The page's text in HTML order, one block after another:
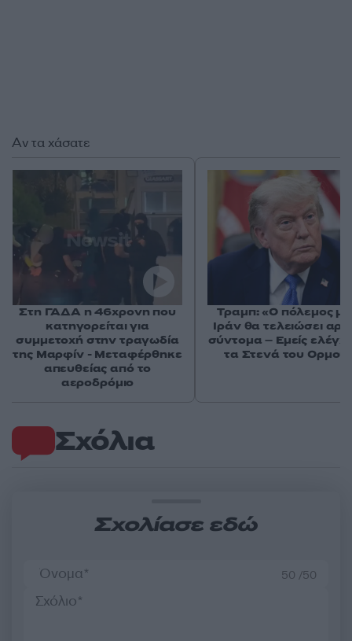
Σχόλια
Σχολίασε εδώ
50 /50
Αν τα χάσατε
Στη ΓΑΔΑ η 46χρονη που
κατηγορείται για
συμμετοχή στην τραγωδία
της Μαρφίν - Μεταφέρθηκε
απευθείας από το
αεροδρόμιο
Τραμπ: «Ο πόλεμος με
Ιράν θα τελειώσει
σύντομα – Εμείς
τα Στενά του